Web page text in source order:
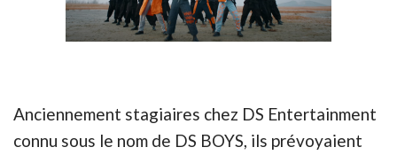
Anciennement stagiaires chez DS Entertainment
connu sous le nom de DS BOYS, ils prévoyaient